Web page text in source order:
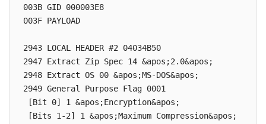
003B GID 000003E8
003F PAYLOAD
2943 LOCAL HEADER #2 04034B50
2947 Extract Zip Spec 14 &apos;2.0&apos;
2948 Extract OS 00 &apos;MS-DOS&apos;
2949 General Purpose Flag 0001